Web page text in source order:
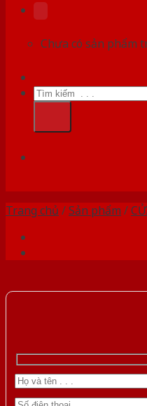
Chưa có sản phẩm
Tìm
kiếm:
Trang chủ /Sản phẩm /